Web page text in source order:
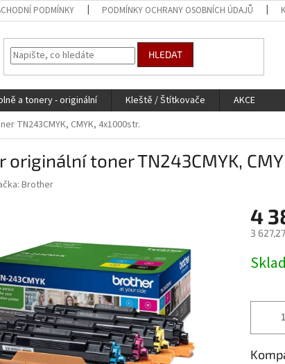
PODMÍNKY PODMÍNKY OCHRANY OSOBNÍCH ÚDAJŮ
HLEDAT
a tonery - originální Kleště / Štítkovače
AKCE
TN243CMYK, CMYK, 4x1000str.
originální toner TN243CMYK,
Brother
4
3
cena: